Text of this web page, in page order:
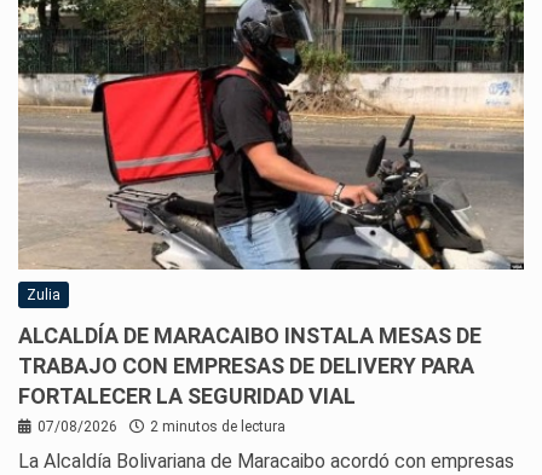
Zulia
ALCALDÍA DE MARACAIBO INSTALA MESAS DE
TRABAJO CON EMPRESAS DE DELIVERY PARA
FORTALECER LA SEGURIDAD VIAL
07/08/2026 2 minutos de lectura
La Alcaldía Bolivariana de Maracaibo acordó con empresas